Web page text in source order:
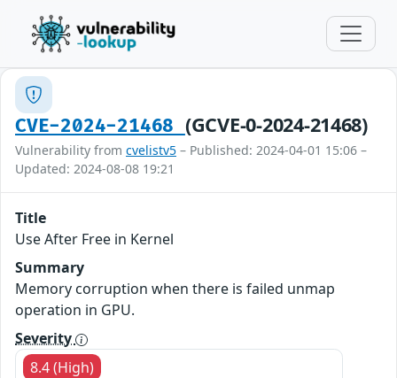
CVE-2024-21468 (GCVE-0-2024-21468)
Vulnerability from cvelistv5 – Published: 2024-04-01 15:06 –
Updated: 2024-08-08 19:21
Title
Use After Free in Kernel
Summary
Memory corruption when there is failed unmap
operation in GPU.
Severity
8.4 (High)